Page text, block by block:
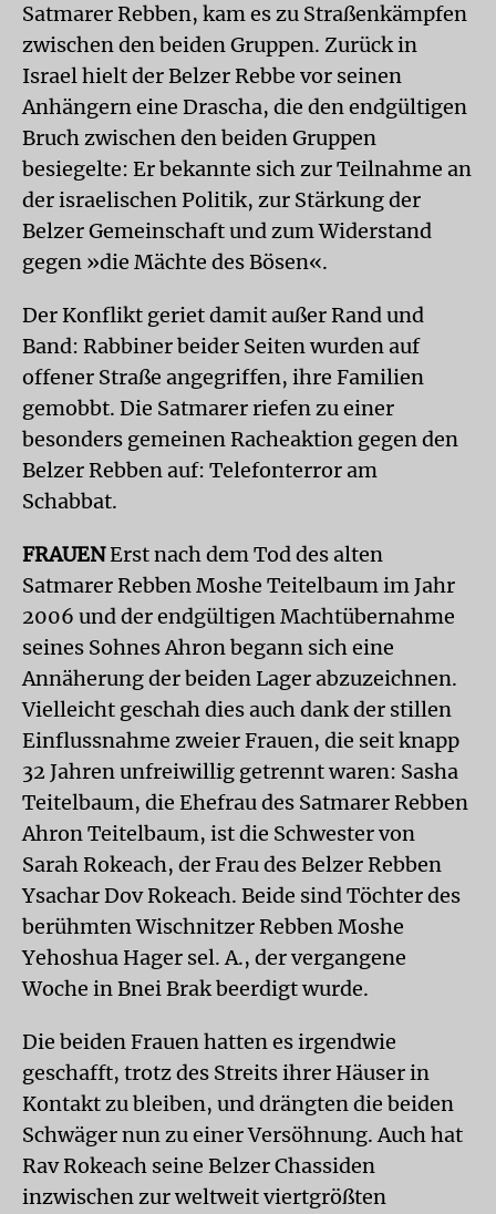
Satmarer Rebben, kam es zu Straßenkämpfen
zwischen den beiden Gruppen. Zurück in
Israel hielt der Belzer Rebbe vor seinen
Anhängern eine Drascha, die den endgültigen
Bruch zwischen den beiden Gruppen
besiegelte: Er bekannte sich zur Teilnahme an
der israelischen Politik, zur Stärkung der
Belzer Gemeinschaft und zum Widerstand
gegen »die Mächte des Bösen«.
Der Konflikt geriet damit außer Rand und
Band: Rabbiner beider Seiten wurden auf
offener Straße angegriffen, ihre Familien
gemobbt. Die Satmarer riefen zu einer
besonders gemeinen Racheaktion gegen den
Belzer Rebben auf: Telefonterror am
Schabbat.
FRAUENErst nach dem Tod des alten
Satmarer Rebben Moshe Teitelbaum im Jahr
2006 und der endgültigen Machtübernahme
seines Sohnes Ahron begann sich eine
Annäherung der beiden Lager abzuzeichnen.
Vielleicht geschah dies auch dank der stillen
Einflussnahme zweier Frauen, die seit knapp
32 Jahren unfreiwillig getrennt waren: Sasha
Teitelbaum, die Ehefrau des Satmarer Rebben
Ahron Teitelbaum, ist die Schwester von
Sarah Rokeach, der Frau des Belzer Rebben
Ysachar Dov Rokeach. Beide sind Töchter des
berühmten Wischnitzer Rebben Moshe
Yehoshua Hager sel. A., der vergangene
Woche in Bnei Brak beerdigt wurde.
Die beiden Frauen hatten es irgendwie
geschafft, trotz des Streits ihrer Häuser in
Kontakt zu bleiben, und drängten die beiden
Schwäger nun zu einer Versöhnung. Auch hat
Rav Rokeach seine Belzer Chassiden
inzwischen zur weltweit viertgrößten